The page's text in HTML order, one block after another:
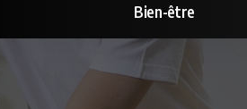
Bien-être